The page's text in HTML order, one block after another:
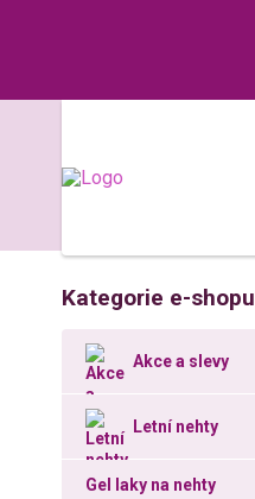
Kategorie e-shopu
Akce a slevy
Letní nehty
Gel laky na nehty